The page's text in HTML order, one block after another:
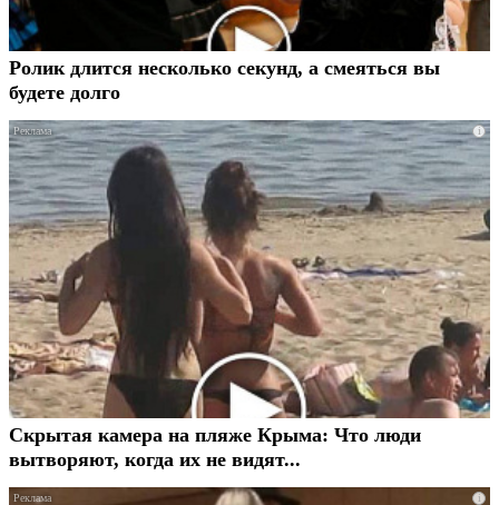
Ролик длится несколько секунд, а смеяться вы
будете долго
i
Скрытая камера на пляже Крыма: Что люди
вытворяют, когда их не видят...
i